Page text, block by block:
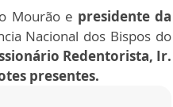
Mourão e presidente da
Nacional dos Bispos do
Redentorista, Ir.
presentes.